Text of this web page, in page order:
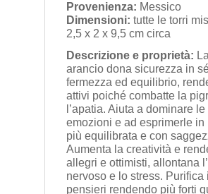
Provenienza: Messico
Dimensioni: tutte le torri
2,5 x 2 x 9,5 cm circa
Descrizione e proprietà:
arancio dona sicurezza in
fermezza ed equilibrio,
attivi poiché combatte la
l’apatia. Aiuta a dominare le
emozioni e ad esprimerle in
più equilibrata e con
Aumenta la creatività e
allegri e ottimisti, allontana
nervoso e lo stress. Purifica i
pensieri rendendo più forti